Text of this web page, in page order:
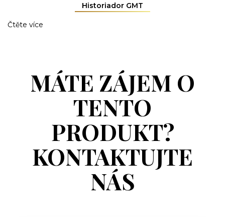
Historiador GMT
Čtěte více
MÁTE ZÁJEM O
TENTO
PRODUKT?
KONTAKTUJTE
NÁS